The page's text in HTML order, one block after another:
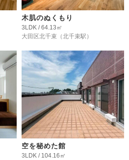
木肌のぬくもり
3LDK / 64.13㎡
大田区北千束 （北千束駅）
空を秘めた館
3LDK / 104.16㎡